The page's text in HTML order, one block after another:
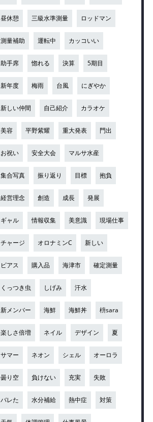
昼休憩 三級水準測量 ロッドマン
測量補助 運転中 カッコいい
助手席 惚れる 決算 5期目
新年度 梅雨 台風 にぎやか
新しい仲間 自己紹介 カラオケ
美容 平野紫耀 重大発表 門出
お祝い 安全大会 マルサ水産
集合写真 振り返り 目標 抱負
経営理念 創造 成長 発展
ギャル 情報収集 美意識 現場仕事
チャージ オロナミンC 新しい
ピアス 購入品 海津市 確定測量
くっつき虫 しげみ 汗水
新メンバー 海鮮 海鮮丼 枡sara
楽しさ倍増 ネイル デザイン 夏
サマー ネオン シェル オーロラ
曇り空 負けない 充実 失敗
バレた 水分補給 熱中症 対策